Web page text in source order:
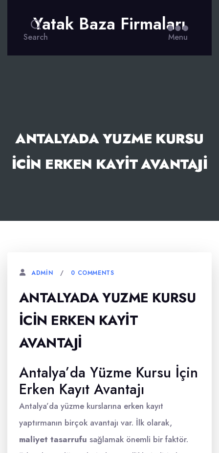
Search
Yatak Baza Firmaları
Menu
ANTALYADA YUZME KURSU
İCIN ERKEN KAYIT AVANTAJI
ADMIN 0 COMMENTS
ANTALYADA YUZME KURSU
İCIN ERKEN KAYIT
AVANTAJI
Antalya’da Yüzme Kursu İçin
Erken Kayıt Avantajı
Antalya’da yüzme kurslarına erken kayıt
yaptırmanın birçok avantajı var. İlk olarak,
maliyet tasarrufu sağlamak önemli bir faktör.